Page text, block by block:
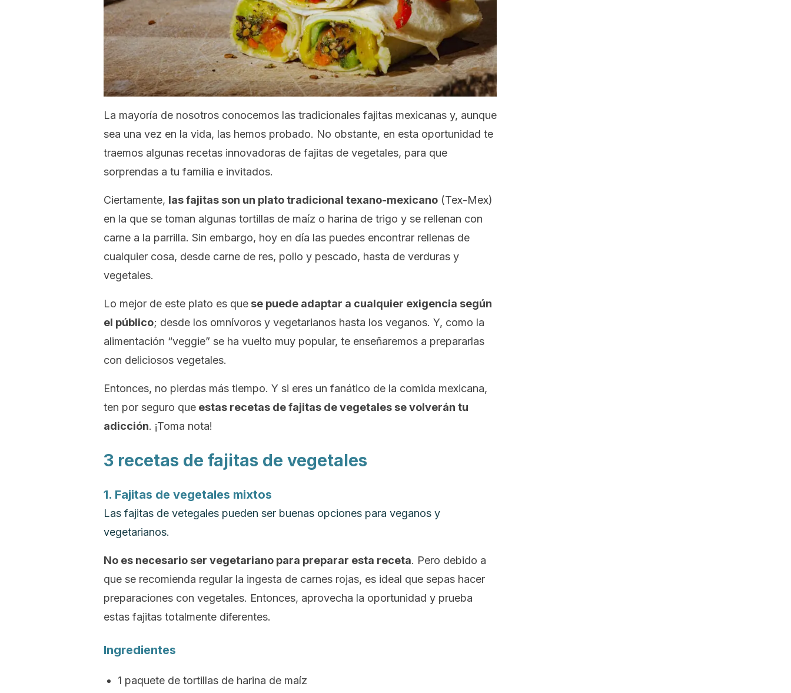
La mayoría de nosotros conocemos las tradicionales fajitas mexicanas y, aunque
sea una vez en la vida, las hemos probado. No obstante, en esta oportunidad te
traemos algunas recetas innovadoras de fajitas de vegetales, para que
sorprendas a tu familia e invitados.
Ciertamente, las fajitas son un plato tradicional texano-mexicano (Tex-Mex)
en la que se toman algunas tortillas de maíz o harina de trigo y se rellenan con
carne a la parrilla. Sin embargo, hoy en día las puedes encontrar rellenas de
cualquier cosa, desde carne de res, pollo y pescado, hasta de verduras y
vegetales.
Lo mejor de este plato es que se puede adaptar a cualquier exigencia según
el público; desde los omnívoros y vegetarianos hasta los veganos. Y, como la
alimentación “veggie” se ha vuelto muy popular, te enseñaremos a prepararlas
con deliciosos vegetales.
Entonces, no pierdas más tiempo. Y si eres un fanático de la comida mexicana,
ten por seguro que estas recetas de fajitas de vegetales se volverán tu
adicción. ¡Toma nota!
3 recetas de fajitas de vegetales
1. Fajitas de vegetales mixtos
Las fajitas de vetegales pueden ser buenas opciones para veganos y
vegetarianos.
No es necesario ser vegetariano para preparar esta receta. Pero debido a
que se recomienda regular la ingesta de carnes rojas, es ideal que sepas hacer
preparaciones con vegetales. Entonces, aprovecha la oportunidad y prueba
estas fajitas totalmente diferentes.
Ingredientes
1 paquete de tortillas de harina de maíz